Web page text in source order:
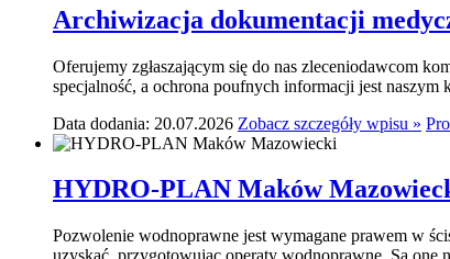
Archiwizacja dokumentacji
Oferujemy zgłaszającym się do nas zleceniodawcom
specjalność, a ochrona poufnych informacji jest
Data dodania: 20.07.2026 Zobacz szczegóły wpisu »
HYDRO-PLAN Maków
Pozwolenie wodnoprawne jest wymagane prawem w